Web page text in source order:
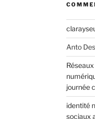
Anto
journée
identité
sociaux